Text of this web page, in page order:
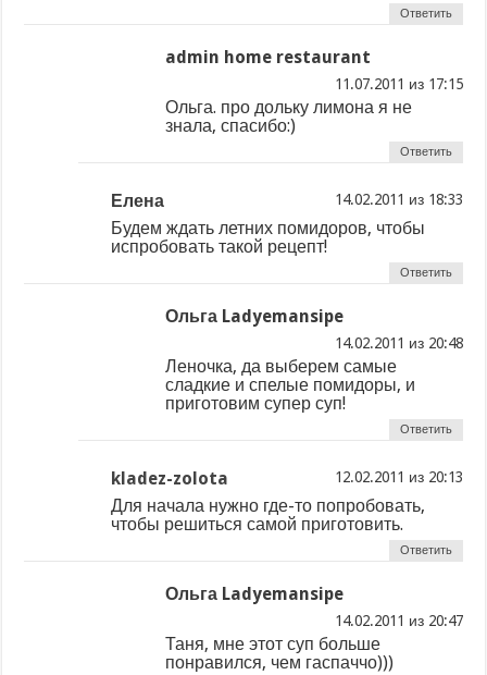
Ответить
admin home restaurant
из
Ольга. про дольку лимона я не
знала, спасибо:)
Ответить
Елена из
Будем ждать летних помидоров, чтобы
испробовать такой рецепт!
Ответить
Ольга Ladyemansipe
из
Леночка, да выберем самые
сладкие и спелые помидоры, и
приготовим супер суп!
Ответить
kladez-zolota из
Для начала нужно где-то попробовать,
чтобы решиться самой приготовить.
Ответить
Ольга Ladyemansipe
из
Таня, мне этот суп больше
понравился, чем гаспаччо)))